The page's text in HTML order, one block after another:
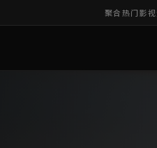
聚合热门影